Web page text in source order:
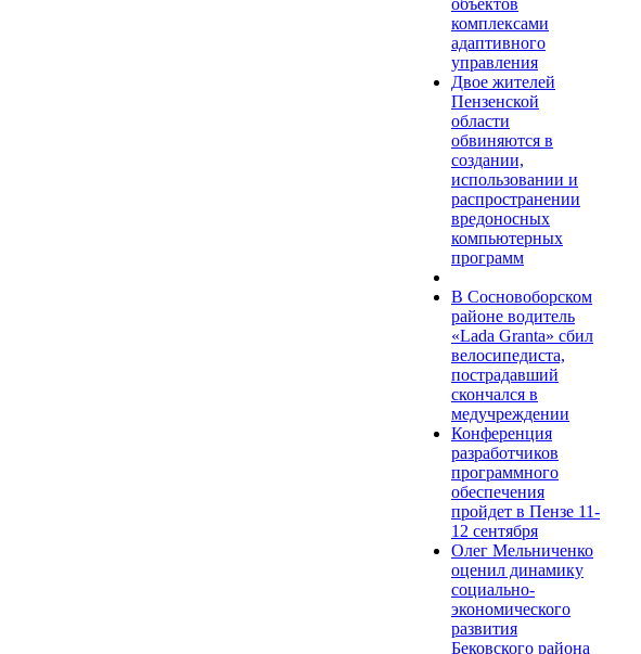
комплексами
адаптивного
управления
Двое жителей
Пензенской
области
обвиняются в
создании,
использовании и
распространении
вредоносных
компьютерных
программ
В Сосновоборском
районе водитель
«Lada Granta» сбил
велосипедиста,
пострадавший
скончался в
медучреждении
Конференция
разработчиков
программного
обеспечения
пройдет в Пензе 11-
12 сентября
Олег Мельниченко
оценил динамику
социально-
экономического
развития
Бековского района